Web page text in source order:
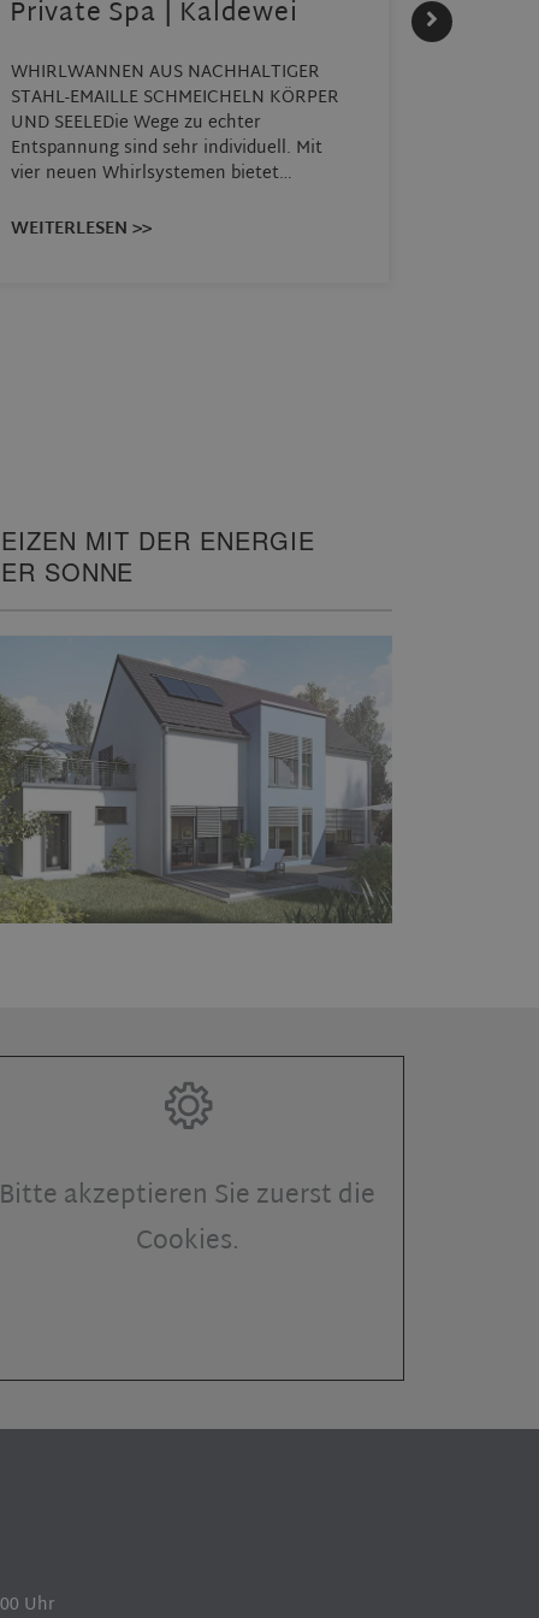
Private Spa | Kaldewei
WHIRLWANNEN AUS NACHHALTIGER
STAHL-EMAILLE SCHMEICHELN KÖRPER
UND SEELEDie Wege zu echter
Entspannung sind sehr individuell. Mit
vier neuen Whirlsystemen bietet…
WEITERLESEN >>
MIT DER ENERGIE
SONNE
Bitte akzeptieren Sie zuerst die
Cookies.
Uhr